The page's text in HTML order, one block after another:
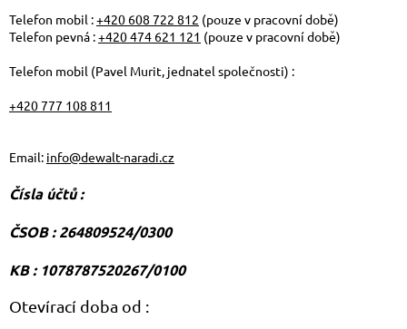
Telefon mobil :+420 608 722 812 (pouze v pracovní době)
Telefon pevná :+420 474 621 121 (pouze v pracovní době)
Telefon mobil (Pavel Murit, jednatel společnosti) :
+420 777 108 811
Email: info@dewalt-naradi.cz
Čísla účtů :
ČSOB : 264809524/0300
KB : 1078787520267/0100
Otevírací doba od :